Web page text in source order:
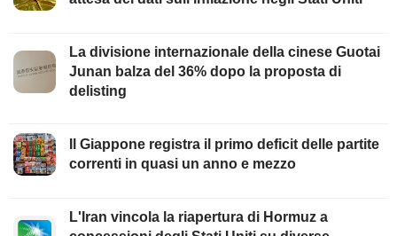
La divisione internazionale della cinese Guotai
Junan balza del 36% dopo la proposta di
delisting
Il Giappone registra il primo deficit delle partite
correnti in quasi un anno e mezzo
L'Iran vincola la riapertura di Hormuz a